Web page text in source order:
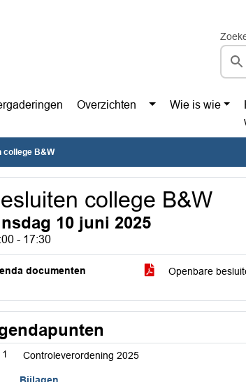
Overzichten Wie is wie
college B&W
college B&W
10 juni 2025
- 17:30
documenten Openbare
1 Controleverordening 2025